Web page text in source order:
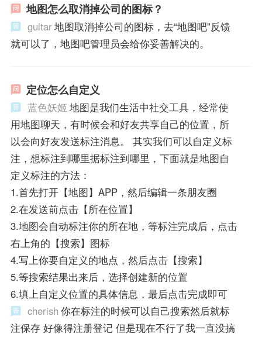
地图怎么取消掉公司的图标？
guitar地图取消掉公司的图标，去“地图吧”反馈
就可以了，地图吧管理员会给你妥善解决的。
定位怎么自定义
蓝色妖姬 地图是我们生活中社交工具，经常使
用地图聊天，有时候会和好友共享自己的位置，所
以会向好友发送标注消息。 其实我们可以自定义标
注，想标注到哪里据标注到哪里，下面就是地图自
定义标注的方法：
1.首先打开【地图】APP，然后编辑一条朋友圈
2.在发送前点击【所在位置】
3.地图会自动标注你的所在地，等标注完成后，点击
右上角的【搜索】图标
4.写上你要自定义的地点，然后点击【搜索】
5.等搜索结果出来后，选择创建新的位置
6.填上自定义位置的具体信息，最后点击完成即可
cherish 你在标注的时候可以自己搜索然后就标
注保存 好像得注册登记 但是现在不行了我一直没搞